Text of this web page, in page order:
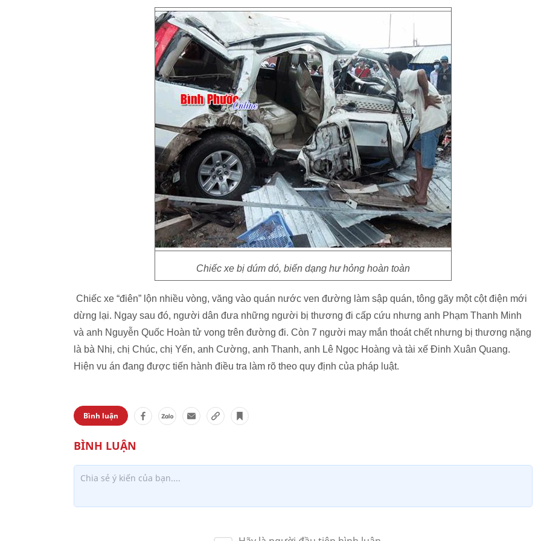
Chiếc xe bị dúm dó, biến dạng hư hỏng hoàn toàn
Chiếc xe “điên” lộn nhiều vòng, văng vào quán nước ven đường làm sập quán, tông gãy một cột điện mới
dừng lại. Ngay sau đó, người dân đưa những người bị thương đi cấp cứu nhưng anh Phạm Thanh Minh
và anh Nguyễn Quốc Hoàn tử vong trên đường đi. Còn 7 người may mắn thoát chết nhưng bị thương nặng
là bà Nhị, chị Chúc, chị Yến, anh Cường, anh Thanh, anh Lê Ngọc Hoàng và tài xế Đinh Xuân Quang.
Hiện vu án đang được tiến hành điều tra làm rõ theo quy định của pháp luật.
Bình luận